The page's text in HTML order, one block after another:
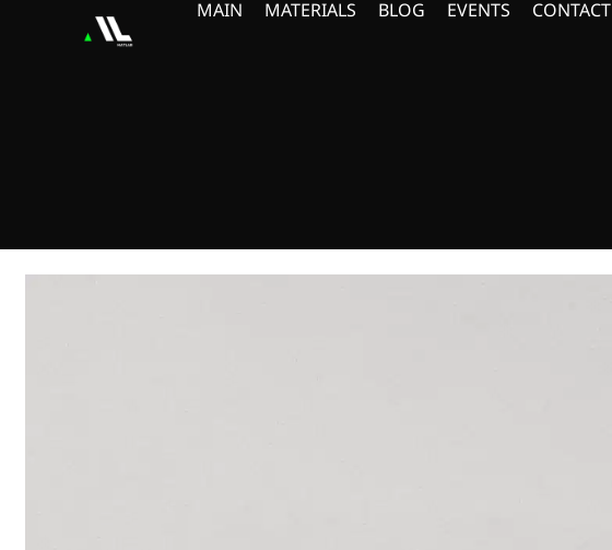
MAIN MATERIALS BLOG EVENTS CONTACT